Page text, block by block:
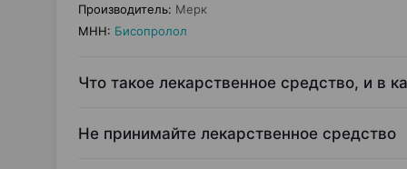
Производитель: Мерк
МНН: Бисопролол
Что такое лекарственное средство, и в
Не принимайте лекарственное средство